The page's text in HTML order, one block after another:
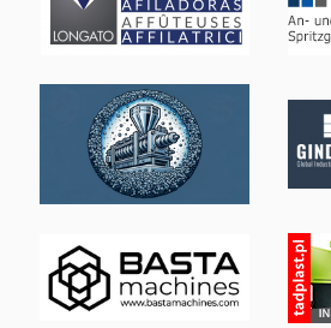
Ks 205
Makine Merkezi
Sayfa Hub
Su Kesme
Tel Kesme Makinası
Ticari Demir